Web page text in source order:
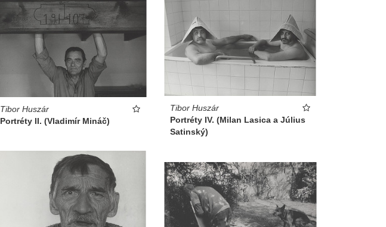
Tibor Huszár
Portréty II. (Vladimír Mináč)
Tibor Huszár
Portréty IV. (Milan Lasica a Július
Satinský)